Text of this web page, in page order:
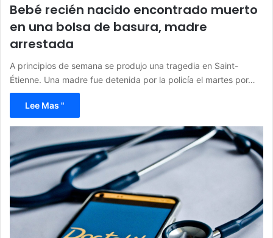
Bebé recién nacido encontrado muerto
en una bolsa de basura, madre
arrestada
A principios de semana se produjo una tragedia en Saint-
Étienne. Una madre fue detenida por la policía el martes por…
Lee Mas "